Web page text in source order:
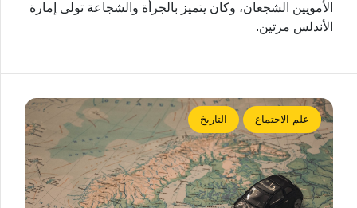
الأمويين الشجعان، وكان يتميز بالجرأة والشجاعة تولى إمارة
الأندلس مرتين.
علم الاجتماع التاريخ